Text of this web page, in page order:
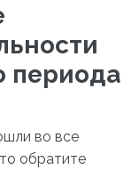
периода
во все
обратите